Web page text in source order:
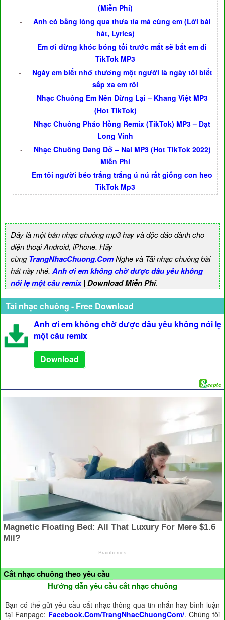
(Miễn Phí)
-
Anh có bằng lòng qua thưa tía má cùng em (Lời bài
hát, Lyrics)
-
Em ơi đừng khóc bóng tối trước mắt sẽ bắt em đi
TikTok MP3
-
Ngày em biết nhớ thương một người là ngày tôi biết
sắp xa em rồi
-
Nhạc Chuông Em Nên Dừng Lại – Khang Việt MP3
(Hot TikTok)
-
Nhạc Chuông Pháo Hồng Remix (TikTok) MP3 – Đạt
Long Vinh
-
Nhạc Chuông Dang Dở – Nal MP3 (Hot TikTok 2022)
Miễn Phí
-
Em tôi người béo trắng trắng ú nú rất giống con heo
TikTok Mp3
Đây là một bản nhạc chuông mp3 hay và độc đáo dành cho
điện thoại Android, iPhone. Hãy
cùngTrangNhacChuong.ComNghe và Tải nhạc chuông bài
hát này nhé. Anh ơi em không chờ được đâu yêu không
nói lẹ một câu remix| Download Miễn Phí.
Tải nhạc chuông - Free Download
Anh ơi em không chờ được đâu yêu không nói lẹ
một câu remix
Download
Cắt nhạc chuông theo yêu cầu
Hướng dẫn yêu cầu cắt nhạc chuông
Bạn có thể gửi yêu cầu cắt nhạc thông qua tin nhắn hay bình luận
tại Fanpage: Facebook.Com/TrangNhacChuongCom/. Chúng tôi